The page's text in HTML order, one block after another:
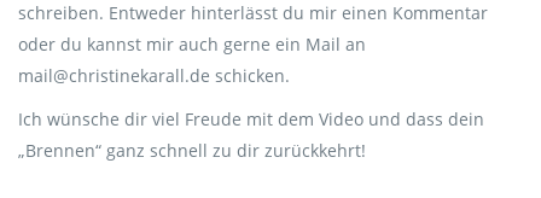
schreiben. Entweder hinterlässt du mir einen Kommentar
oder du kannst mir auch gerne ein Mail an
mail@christinekarall.de schicken.
Ich wünsche dir viel Freude mit dem Video und dass dein
„Brennen“ ganz schnell zu dir zurückkehrt!